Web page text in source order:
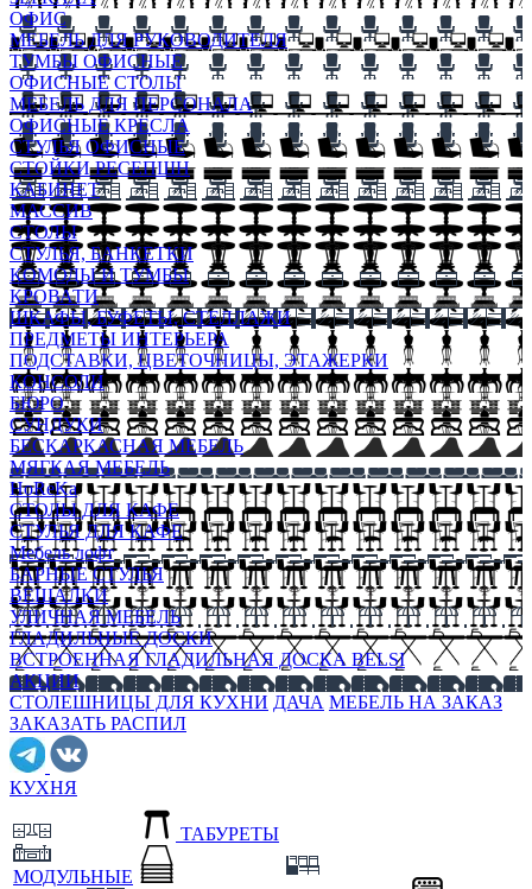
ОФИС
МЕБЕЛЬ ДЛЯ РУКОВОДИТЕЛЯ
ТУМБЫ ОФИСНЫЕ
ОФИСНЫЕ СТОЛЫ
МЕБЕЛЬ ДЛЯ ПЕРСОНАЛА
ОФИСНЫЕ КРЕСЛА
СТУЛЬЯ ОФИСНЫЕ
СТОЙКИ РЕСЕПШН
КАБИНЕТ
МАССИВ
СТОЛЫ
СТУЛЬЯ, БАНКЕТКИ
КОМОДЫ И ТУМБЫ
КРОВАТИ
ШКАФЫ, БУФЕТЫ, СТЕЛЛАЖИ
ПРЕДМЕТЫ ИНТЕРЬЕРА
ПОДСТАВКИ, ЦВЕТОЧНИЦЫ, ЭТАЖЕРКИ
КОНСОЛИ
БЮРО
СУНДУКИ
БЕСКАРКАСНАЯ МЕБЕЛЬ
МЯГКАЯ МЕБЕЛЬ
HoReKa
СТОЛЫ ДЛЯ КАФЕ
СТУЛЬЯ ДЛЯ КАФЕ
Мебель лофт
БАРНЫЕ СТУЛЬЯ
ВЕШАЛКИ
УЛИЧНАЯ МЕБЕЛЬ
ГЛАДИЛЬНЫЕ ДОСКИ
ВСТРОЕННАЯ ГЛАДИЛЬНАЯ ДОСКА BELSI
АКЦИИ
СТОЛЕШНИЦЫ ДЛЯ КУХНИ ДАЧА МЕБЕЛЬ НА ЗАКАЗ
ЗАКАЗАТЬ РАСПИЛ
КУХНЯ
МОДУЛЬНЫЕ
ТАБУРЕТЫ